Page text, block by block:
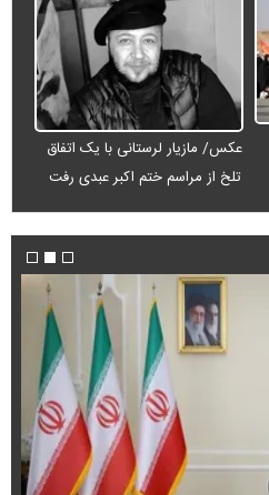
عکس/ مازیار لرستانی با یک اتفاق
تلخ از مراسم ختم اکبر عبدی رفت